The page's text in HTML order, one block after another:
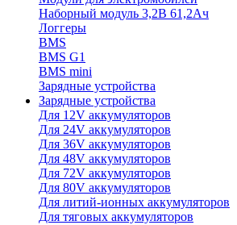
Наборный модуль 3,2В 61,2Ач
Логгеры
BMS
BMS G1
BMS mini
Зарядные устройства
Зарядные устройства
Для 12V аккумуляторов
Для 24V аккумуляторов
Для 36V аккумуляторов
Для 48V аккумуляторов
Для 72V аккумуляторов
Для 80V аккумуляторов
Для литий-ионных аккумуляторов
Для тяговых аккумуляторов